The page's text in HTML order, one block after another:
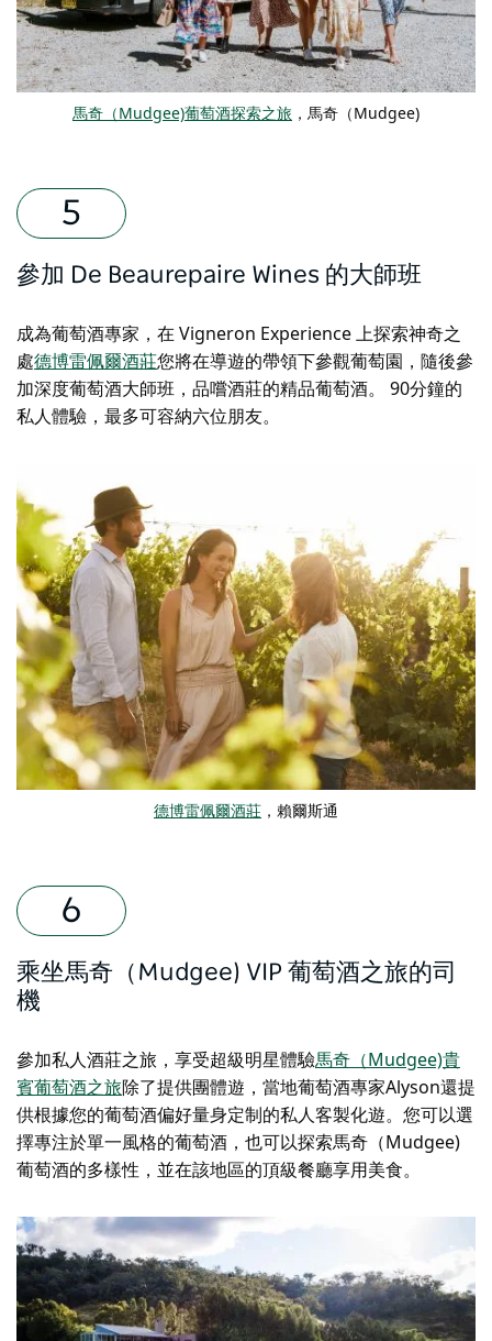
馬奇（Mudgee)葡萄酒探索之旅 ，馬奇（Mudgee)
參加 De Beaurepaire Wines 的大師班
成為葡萄酒專家，在 Vigneron Experience 上探索神奇之
處德博雷佩爾酒莊您將在導遊的帶領下參觀葡萄園，隨後參
加深度葡萄酒大師班，品嚐酒莊的精品葡萄酒。 90分鐘的
私人體驗，最多可容納六位朋友。
德博雷佩爾酒莊 ，賴爾斯通
乘坐馬奇（Mudgee) VIP 葡萄酒之旅的司
機
參加私人酒莊之旅，享受超級明星體驗馬奇（Mudgee)貴
賓葡萄酒之旅除了提供團體遊，當地葡萄酒專家Alyson還提
供根據您的葡萄酒偏好量身定制的私人客製化遊。您可以選
擇專注於單一風格的葡萄酒，也可以探索馬奇（Mudgee)
葡萄酒的多樣性，並在該地區的頂級餐廳享用美食。